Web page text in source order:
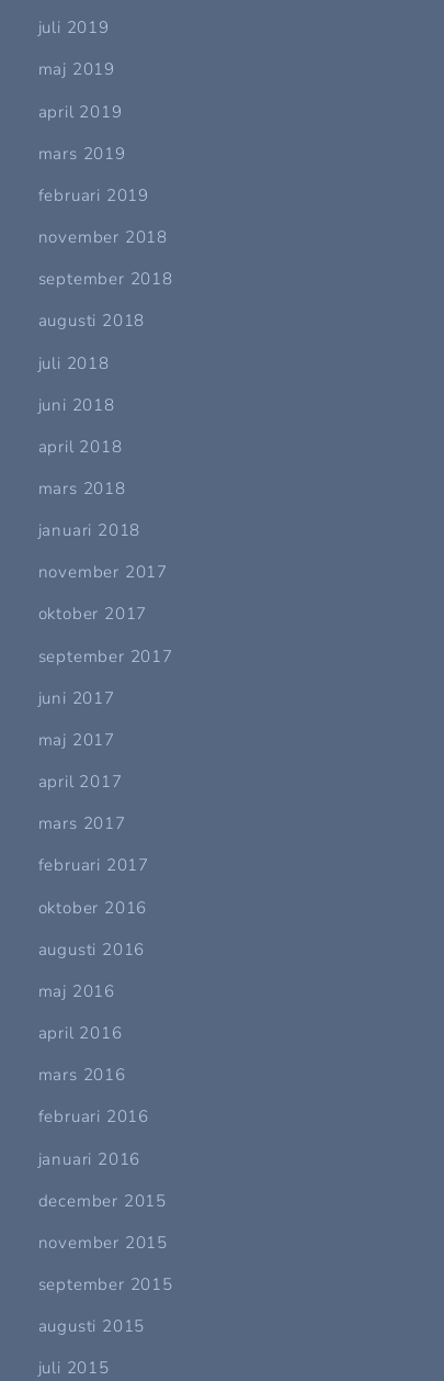
juli 2019
maj 2019
april 2019
mars 2019
februari 2019
november 2018
september 2018
augusti 2018
juli 2018
juni 2018
april 2018
mars 2018
januari 2018
november 2017
oktober 2017
september 2017
juni 2017
maj 2017
april 2017
mars 2017
februari 2017
oktober 2016
augusti 2016
maj 2016
april 2016
mars 2016
februari 2016
januari 2016
december 2015
november 2015
september 2015
augusti 2015
juli 2015